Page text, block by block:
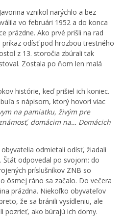
vznikol narýchlo a bez
vo februári 1952 a do konca
prázdne. Ako prvé prišli na rad
príkaz odísť pod hrozbou trestného
z 13. storočia zbúrali tak
Zostala po ňom len malá
histórie, keď prišiel ich koniec.
s nápisom, ktorý hovorí viac
na pamiatku, živým pre
domácim na… Domácich
odmietali odísť, žiadali
Štát odpovedal po svojom: do
príslušníkov ZNB so
ôsmej ráno sa začalo. Do večera
prázdna. Niekoľko obyvateľov
že sa bránili vysídleniu, ale
pozrieť, ako búrajú ich domy.